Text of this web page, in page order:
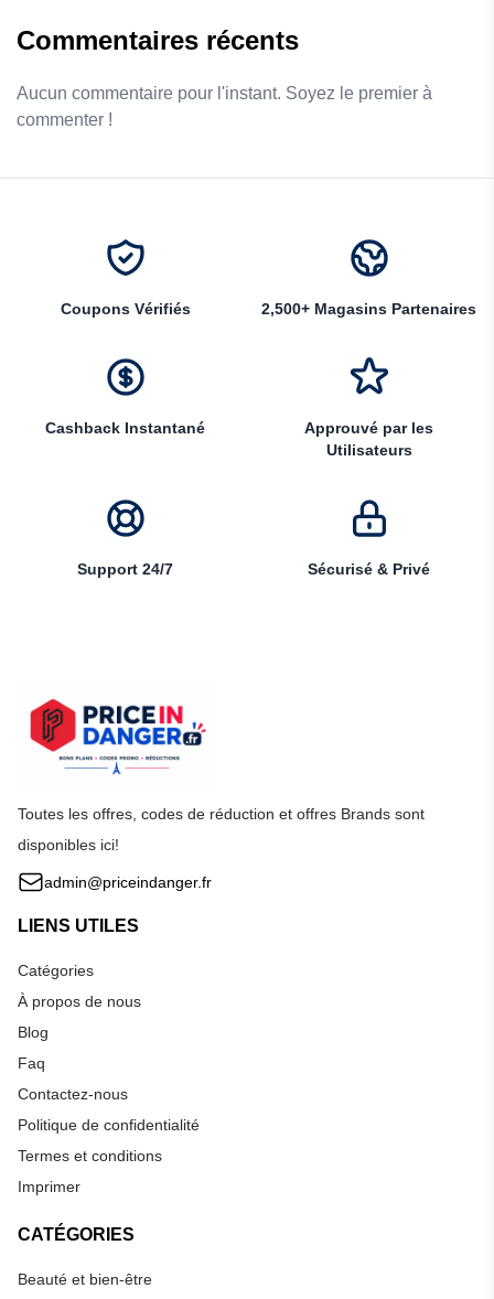
Commentaires récents
Aucun commentaire pour l'instant. Soyez le premier à
commenter !
Coupons Vérifiés 2,500+ Magasins Partenaires
Cashback Instantané
Approuvé par les
Utilisateurs
Support 24/7 Sécurisé & Privé
Toutes les offres, codes de réduction et offres Brands sont
disponibles ici!
admin@priceindanger.fr
LIENS UTILES
Catégories
À propos de nous
Blog
Faq
Contactez-nous
Politique de confidentialité
Termes et conditions
Imprimer
CATÉGORIES
Beauté et bien-être